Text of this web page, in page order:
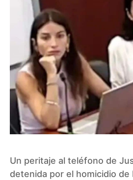
Un peritaje al teléfono de
detenida por el homicidio de